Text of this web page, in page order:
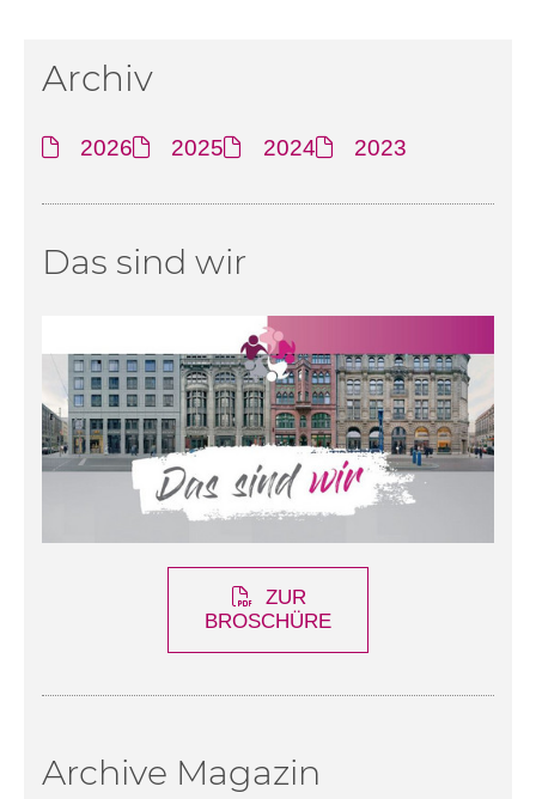
Archiv
2026 2025 2024 2023
Das sind wir
ZUR
BROSCHÜRE
Archive Magazin